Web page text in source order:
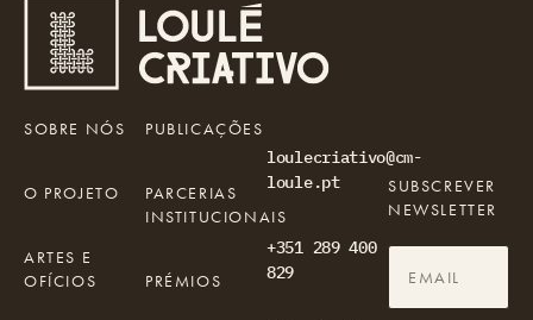
loulecriativo@cm-
loule.pt
+351 289 400
829
SOBRE NÓS
O PROJETO
ARTES E
OFÍCIOS
PUBLICAÇÕES
PARCERIAS
INSTITUCIONAIS
PRÉMIOS
SUBSCREVER
NEWSLETTER